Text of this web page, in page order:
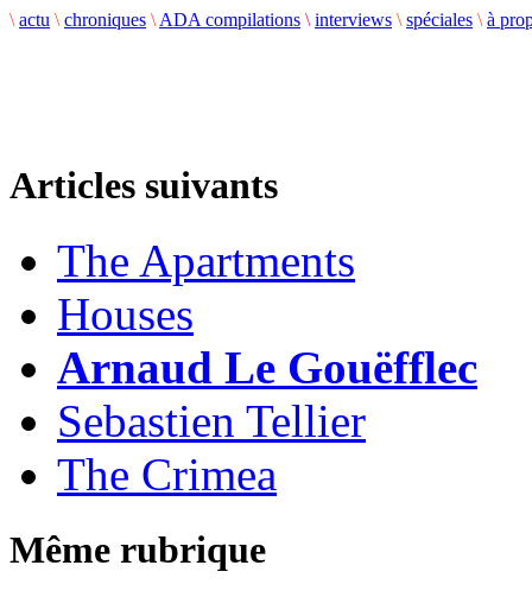
\ actu \ chroniques \ ADA compilations \ interviews \ spéciales \ à
Articles suivants
The Apartments
Houses
Arnaud Le Gouëfflec
Sebastien Tellier
The Crimea
Même rubrique